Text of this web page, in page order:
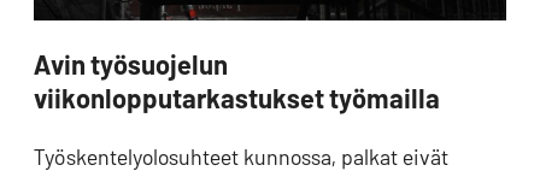
Avin työsuojelun
viikonlopputarkastukset työmailla
Työskentelyolosuhteet kunnossa, palkat eivät